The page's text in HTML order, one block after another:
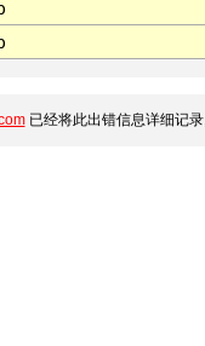
已经将此出错信息详细记